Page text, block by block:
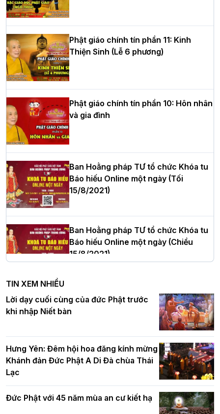
tư của Khóa sinh hoạt Phật pháp mùa
hè tại chùa Bằng
HT.Thích Thọ Lạc được suy cử làm tân
Trưởng BTS GHPGVN tỉnh Nghệ An
Hòa thượng Thích Quảng Tùng tái đắc
cử Trưởng BTS GHPGVN thành phố Hải
Phòng nhiệm kỳ 2026 – 2031
Thượng tọa Thích Tâm Chính được suy
cử tân Trưởng ban Trị sự GHPGVN tỉnh
Hà Nội: Tăng Ni Trường hạ Bồ Đề trang
nghiêm tác pháp Tiền an cư PL.2570 –
DL.2026
chúc mừng Phật đản BTS GHPGVN TP.
Hà Nội
Hơn 5.000 người tham dự diễu hành,
Phật giáo chính tín phần 11: Kinh
Thiện Sinh (Lễ 6 phương)
Phật giáo chính tín phần 10: Hôn nhân
và gia đình
Ban Hoằng pháp TƯ tổ chức Khóa tu
Báo hiếu Online một ngày (Tối
15/8/2021)
Ban Hoằng pháp TƯ tổ chức Khóa tu
Báo hiếu Online một ngày (Chiều
15/8/2021)
Ban Hoằng pháp TƯ tổ chức Khóa tu
Báo hiếu Online một ngày (Sáng
15/8/2021)
Tinh thần yêu nước của Phật giáo
TIN XEM NHIỀU
Lời dạy cuối cùng của đức Phật trước
khi nhập Niết bàn
Hưng Yên: Đêm hội hoa đăng kính mừng
Khánh đản Đức Phật A Di Đà chùa Thái
Lạc
Đức Phật với 45 năm mùa an cư kiết hạ